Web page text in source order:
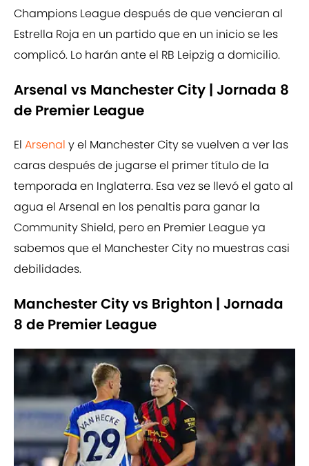
Champions League después de que vencieran al
Estrella Roja en un partido que en un inicio se les
complicó. Lo harán ante el RB Leipzig a domicilio.
Arsenal vs Manchester City | Jornada 8
de Premier League
El Arsenal y el Manchester City se vuelven a ver las
caras después de jugarse el primer título de la
temporada en Inglaterra. Esa vez se llevó el gato al
agua el Arsenal en los penaltis para ganar la
Community Shield, pero en Premier League ya
sabemos que el Manchester City no muestras casi
debilidades.
Manchester City vs Brighton | Jornada
8 de Premier League